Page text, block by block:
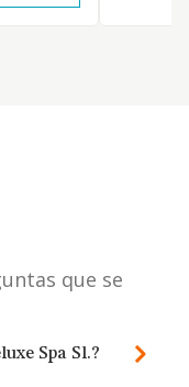
que se
Spa Sl.?